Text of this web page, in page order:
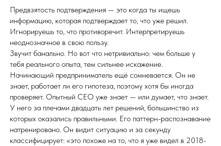
Предвзятость подтверждения — это когда ты ищешь
информацию, которая подтверждает то, что уже решил.
Игнорируешь то, что противоречит. Интерпретируешь
неоднозначное в свою пользу.
Звучит банально. Но вот что нетривиально: чем больше у
тебя реального опыта, тем сильнее искажение.
Начинающий предприниматель ещё сомневается. Он не
знает, работает ли его гипотеза, поэтому хотя бы иногда
проверяет. Опытный CEO уже знает — или думает, что знает.
У него за плечами двадцать лет решений, большинство из
которых оказались правильными. Его паттерн-распознавание
натренировано. Он видит ситуацию и за секунду
классифицирует: «это похоже на то, что я уже видел в 2018-